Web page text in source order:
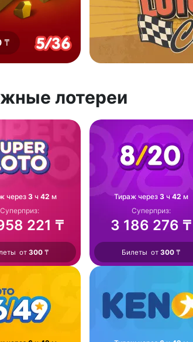
₸
лотереи
через 3ч 42 м
Суперприз:
221 ₸
от 300₸
Тираж через 3ч 42 м
Суперприз:
3 186 276 ₸
Билеты от 300₸